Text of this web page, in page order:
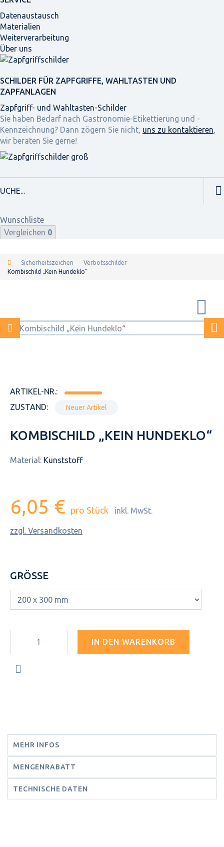
Datenaustausch
Materialien
Weiterverarbeitung
Über uns
SCHILDER FÜR ZAPFGRIFFE, WAHLTASTEN UND
ZAPFANLAGEN
Zapfgriff- und Wahltasten-Schilder
Sie haben Bedarf nach Gastronomie-Etikettierung und -
Kennzeichnung? Dann zögern Sie nicht, uns zu kontaktieren,
wir beraten Sie gerne!
Wunschliste
Vergleichen 0
Sicherheitszeichen
Verbotsschilder
Kombischild „Kein Hundeklo“
ARTIKEL-NR.:
ZUSTAND:
Neuer Artikel
KOMBISCHILD „KEIN HUNDEKLO“
Material: Kunststoff
6,05 € pro Stück inkl. MwSt.
zzgl. Versandkosten
GRÖSSE
IN DEN WARENKORB
MEHR INFOS
MENGENRABATT
TECHNISCHE DATEN